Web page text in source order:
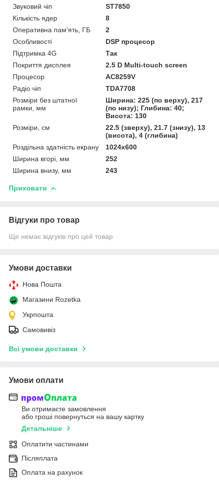
Звуковий чіп
ST7850
Кількість ядер
8
Оперативна пам'ять, ГБ
2
Особливості
DSP процесор
Підтримка 4G
Так
Покриття дисплея
2.5 D Multi-touch screen
Процесор
AC8259V
Радіо чіп
TDA7708
Розміри без штатної
рамки, мм
Ширина: 225 (по верху), 217
(по низу); Глибина: 40;
Висота: 130
Розміри, см
22.5 (зверху), 21.7 (знизу), 13
(висота), 4 (глибина)
Роздільна здатність екрану
1024х600
Ширина вгорі, мм
252
Ширина внизу, мм
243
Приховати
Відгуки про товар
Ще немає відгуків про цей товар
Умови доставки
Нова Пошта
Магазини Rozetka
Укрпошта
Самовивіз
Всі умови доставки
Умови оплати
Ви отримаєте замовлення
або гроші повернуться на вашу картку
Детальніше
Оплатити частинами
Післяплата
Оплата на рахунок